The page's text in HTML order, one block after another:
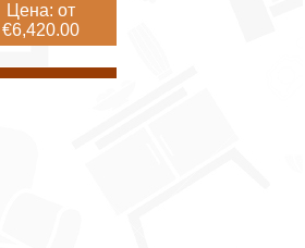
Цена: от
€6,420.00